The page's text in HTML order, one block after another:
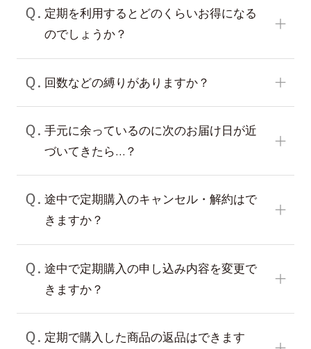
Ｑ. 定期を利用するとどのくらいお得になる
のでしょうか？
Ｑ. 回数などの縛りがありますか？
Ｑ. 手元に余っているのに次のお届け日が近
づいてきたら…？
Ｑ. 途中で定期購入のキャンセル・解約はで
きますか？
Ｑ. 途中で定期購入の申し込み内容を変更で
きますか？
Ｑ. 定期で購入した商品の返品はできます